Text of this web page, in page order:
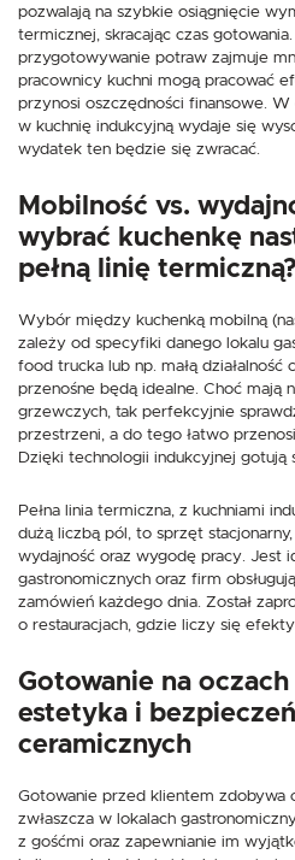
pozwalają na szybkie osiągnięcie
termicznej, skracając czas
przygotowywanie potraw zajmuje
pracownicy kuchni mogą pracować
przynosi oszczędności finansowe.
w kuchnię indukcyjną wydaje się
wydatek ten będzie się zwracać.
Mobilność vs.
wybrać kuchenkę
pełną linię termiczną?
Wybór między kuchenką mobilną
zależy od specyfiki danego lokalu
food trucka lub np. małą działalność
przenośne będą idealne. Choć mają
grzewczych, tak perfekcyjnie
przestrzeni, a do tego łatwo
Dzięki technologii indukcyjnej
Pełna linia termiczna, z kuchniami
dużą liczbą pól, to sprzęt
wydajność oraz wygodę pracy. Jest
gastronomicznych oraz firm
zamówień każdego dnia. Został
o restauracjach, gdzie liczy się
Gotowanie na
estetyka i
ceramicznych
Gotowanie przed klientem zdobywa
zwłaszcza w lokalach
z gośćmi oraz zapewnianie im